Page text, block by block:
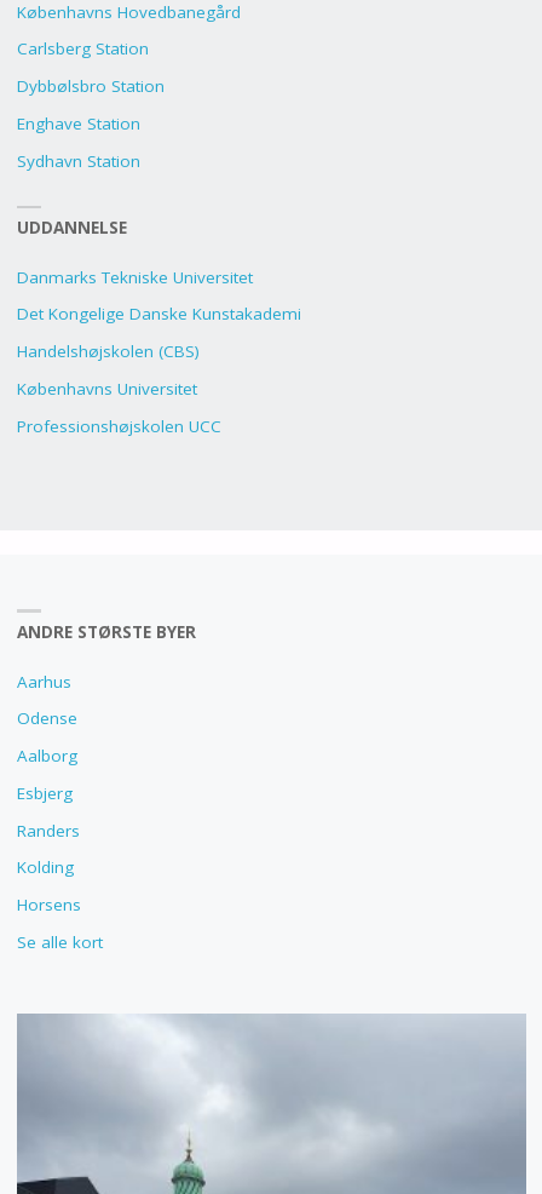
Københavns Hovedbanegård
Carlsberg Station
Dybbølsbro Station
Enghave Station
Sydhavn Station
UDDANNELSE
Danmarks Tekniske Universitet
Det Kongelige Danske Kunstakademi
Handelshøjskolen (CBS)
Københavns Universitet
Professionshøjskolen UCC
ANDRE STØRSTE BYER
Aarhus
Odense
Aalborg
Esbjerg
Randers
Kolding
Horsens
Se alle kort